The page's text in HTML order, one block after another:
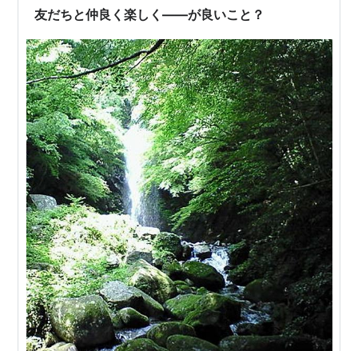
在、…
友だちと仲良く楽しく――が良いこと？